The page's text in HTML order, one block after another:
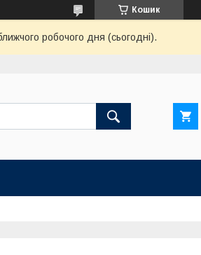
Кошик
робочого дня (сьогодні).